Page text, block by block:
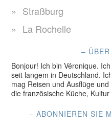
Straßburg
La Rochelle
–
Bonjour! Ich bin Véronique.
seit langem in Deutschland.
mag Reisen und Ausflüge
die französische Küche,
– ABONNIEREN SIE